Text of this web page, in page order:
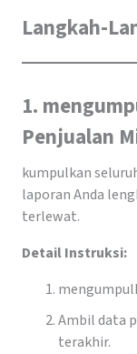
Langkah-
1.
Penjualan
kumpulkan
laporan Anda
terlewat.
Detail Instruksi:
Ambil data
terakhir.